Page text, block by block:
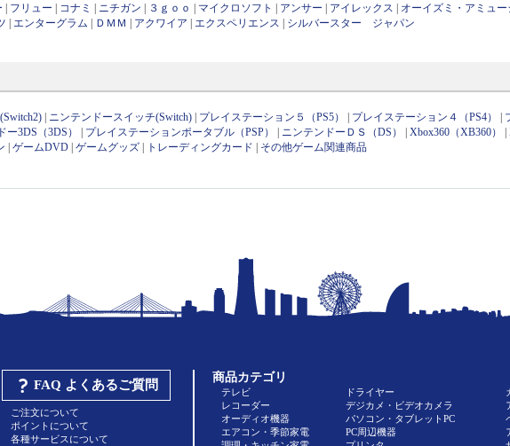
フリュー コナミ ニチガン ３ｇｏｏ マイクロソフト アンサー アイレックス オーイズミ・アミュー
エンターグラム ＤＭＭ アクワイア エクスペリエンス シルバースター ジャパン
ニンテンドースイッチ(Switch) プレイステーション５（PS5） プレイステーション４（PS4）
ー3DS（3DS） プレイステーションポータブル（PSP） ニンテンドーＤＳ（DS） |Xbox360（XB360） |
|ゲームDVD |ゲームグッズ トレーディングカード その他ゲーム関連商品
FAQ よくあるご質問
ご注文について
ポイントについて
各種サービスについて
商品カテゴリ
テレビ
レコーダー
オーディオ機器
エアコン・季節家電
ドライヤー
デジカメ・ビデオカメラ
パソコン・タブレットPC
PC周辺機器